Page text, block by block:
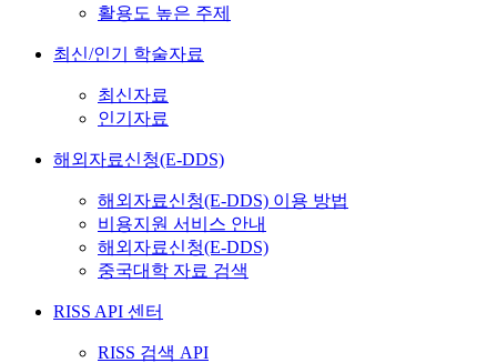
활용도 높은 주제
최신/인기 학술자료
최신자료
인기자료
해외자료신청(E-DDS)
해외자료신청(E-DDS) 이용 방법
비용지원 서비스 안내
해외자료신청(E-DDS)
중국대학 자료 검색
RISS API 센터
RISS 검색 API